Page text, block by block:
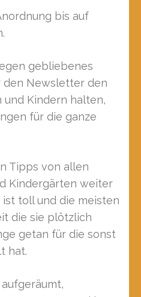
bis auf
gebliebenes
den Newsletter den
und Kindern halten,
für die ganze
Tipps von allen
Kindergärten weiter
toll und die meisten
die sie plötzlich
getan für die sonst
hat.